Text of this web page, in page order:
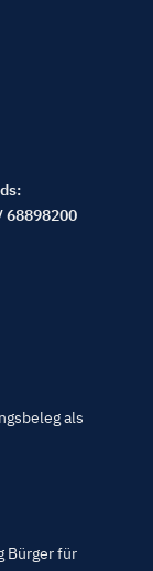
68898200
als
Bürger für